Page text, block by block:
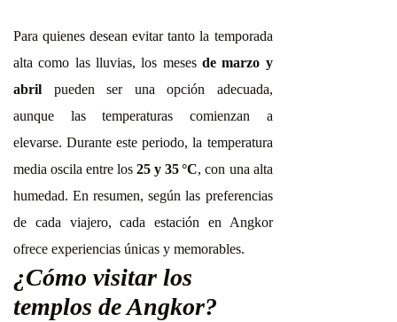
Para quienes desean evitar tanto la temporada
alta como las lluvias, los meses de marzo y
abril pueden ser una opción adecuada,
aunque las temperaturas comienzan a
elevarse. Durante este periodo, la temperatura
media oscila entre los25 y 35 °C, con una alta
humedad. En resumen, según las preferencias
de cada viajero, cada estación en Angkor
ofrece experiencias únicas y memorables.
¿Cómo visitar los
templos de Angkor?